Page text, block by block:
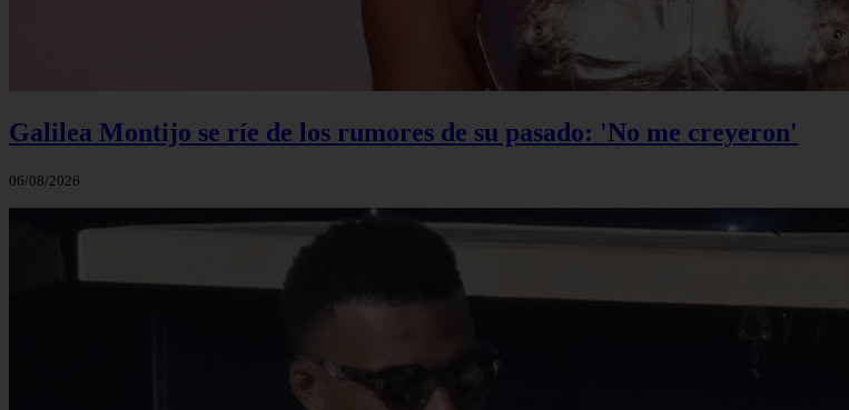
Galilea Montijo se ríe de los rumores de su pasado: 'No me creyeron'
06/08/2026